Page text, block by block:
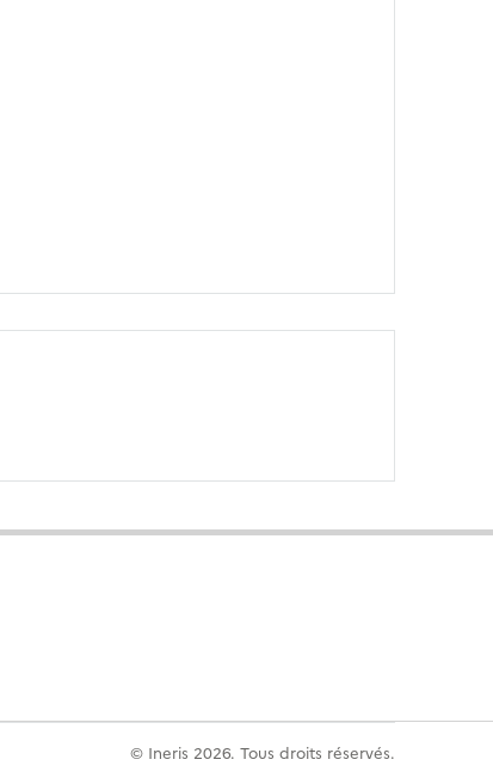
© Ineris 2026. Tous droits réservés.